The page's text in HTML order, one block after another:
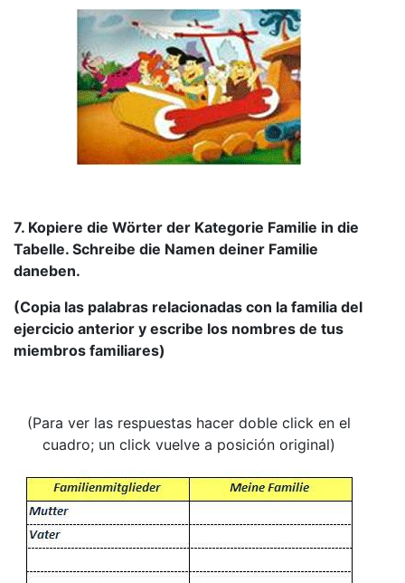
7. Kopiere die Wörter der Kategorie Familie in die
Tabelle. Schreibe die Namen deiner Familie
daneben.
(Copia las palabras relacionadas con la familia del
ejercicio anterior y escribe los nombres de tus
miembros familiares)
(Para ver las respuestas hacer doble click en el
cuadro; un click vuelve a posición original)